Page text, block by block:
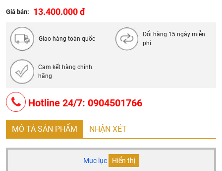
Kích thước: 510*475*125 mm
Giá bán: 13.400.000 đ
Giao hàng toàn quốc
Đổi hàng 15 ngày miễn
phí
Cam kết hàng chính
hãng
Hotline 24/7: 0904501766
MÔ TẢ SẢN PHẨM NHẬN XÉT
Mục lục Hiển thị